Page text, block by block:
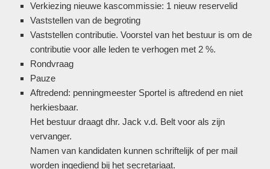
Verkiezing nieuwe kascommissie: 1 nieuw reservelid
Vaststellen van de begroting
Vaststellen contributie. Voorstel van het bestuur is om de
contributie voor alle leden te verhogen met 2 %.
Rondvraag
Pauze
Aftredend: penningmeester Sportel is aftredend en niet
herkiesbaar.
Het bestuur draagt dhr. Jack v.d. Belt voor als zijn
vervanger.
Namen van kandidaten kunnen schriftelijk of per mail
worden ingediend bij het secretariaat.